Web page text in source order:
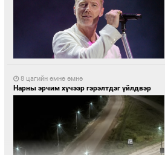
8 цагийн өмнө өмнө
Нарны эрчим хүчээр гэрэлтдэг үйлдвэр